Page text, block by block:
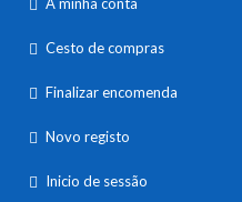
Cesto de compras
Finalizar encomenda
Novo registo
Inicio de sessão